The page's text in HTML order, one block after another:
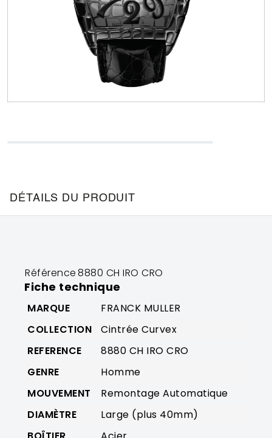
DÉTAILS DU PRODUIT
Référence8880 CH IRO CRO
Fiche technique
MARQUE
FRANCK MULLER
COLLECTION
Cintrée Curvex
REFERENCE
8880 CH IRO CRO
GENRE
Homme
MOUVEMENT
Remontage Automatique
DIAMÈTRE
Large (plus 40mm)